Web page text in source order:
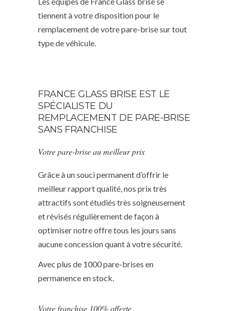
tiennent à votre disposition pour le
remplacement de votre pare-brise sur tout
type de véhicule.
FRANCE GLASS BRISE EST LE
SPÉCIALISTE DU
REMPLACEMENT DE PARE-BRISE
SANS FRANCHISE
Votre pare-brise au meilleur prix
Grâce à un souci permanent d’offrir le
meilleur rapport qualité, nos prix très
attractifs sont étudiés très soigneusement
et révisés régulièrement de façon à
optimiser notre offre tous les jours sans
aucune concession quant à votre sécurité.
Avec plus de 1000 pare-brises en
permanence en stock.
Votre franchise 100% offerte